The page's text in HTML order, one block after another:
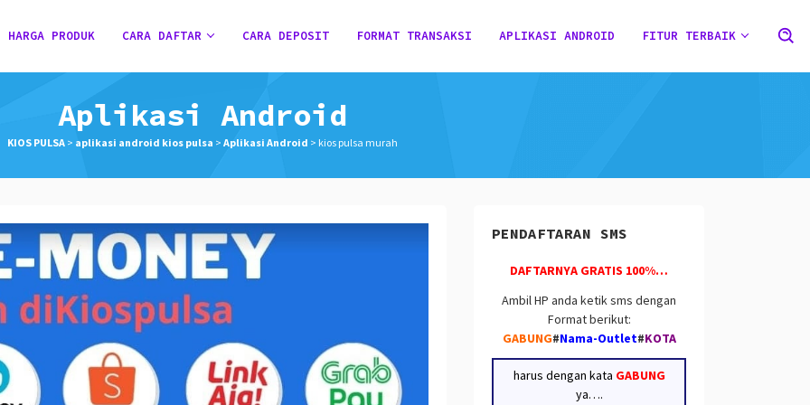
HARGA PRODUK CARA DAFTAR CARA DEPOSIT FORMAT TRANSAKSI APLIKASI ANDROID FITUR TERBAIK
Aplikasi Android
KIOS PULSA > aplikasi android kios pulsa > Aplikasi Android > kios pulsa murah
PENDAFTARAN SMS
DAFTARNYA GRATIS 100%…
Ambil HP anda ketik sms dengan
Format berikut:
GABUNG#Nama-Outlet#KOTA
harus dengan kata GABUNG
ya….